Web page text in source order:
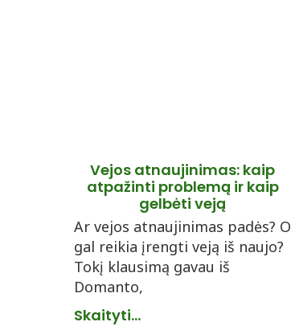
Vejos atnaujinimas: kaip
atpažinti problemą ir kaip
gelbėti veją
Ar vejos atnaujinimas padės? O
gal reikia įrengti veją iš naujo?
Tokį klausimą gavau iš
Domanto,
Skaityti...